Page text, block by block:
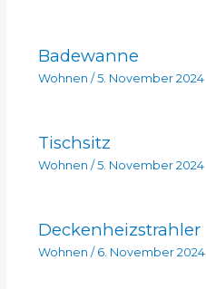
Badewanne
Wohnen / 5. November 2024
Tischsitz
Wohnen / 5. November 2024
Deckenheizstrahler
Wohnen / 6. November 2024